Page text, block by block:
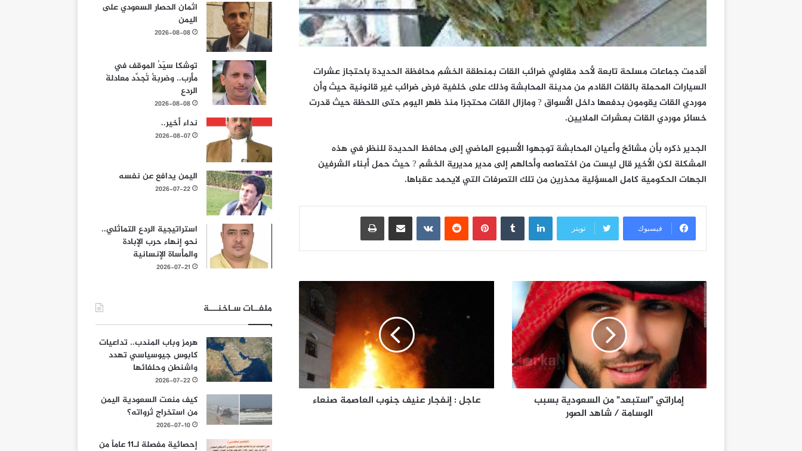
أقدمت جماعات مسلحة تابعة لأحد مقاولي ضرائب القات بمنطقة الخشم محافظة الحديدة باحتجاز عشرات
السيارات المحملة بالقات القادم من مدينة المحابشة وذلك على خلفية فرض ضرائب غير قانونية حيث وأن
موردي القات يقومون بدفعها داخل الأسواق ? ومازال القات محتجزا منذ ظهر اليوم حتى اللحظة حيث قدرت
خسائر موردي القات بعشرات الملايين.
الجدير ذكره بأن مشائخ وأعيان المحابشة توجهوا الأسبوع الماضي إلى محافظ الحديدة للنظر في هذه
المشكلة لكن الأخير قال ليست من اختصاصه وأحالهم إلى مدير مديرية الخشم ? حيث حمل أبناء الشرفين
الجهات الحكومية كامل المسؤلية محذرين من تلك التصرفات التي لايحمد عقباها.
فيسبوك تويتر
لينكدإن بينتيريست مشاركة عبر البريد طباعة
إماراتي "استبعد" من السعودية بسبب
الوسامة / شاهد الصور
عاجل : إنفجار عنيف جنوب العاصمة صنعاء
اثمان الحصار السعودي على
اليمن
2026-08-08
توشكا سيّدُ الموقف في
مأرب.. وضربةٌ تُجدِّد معادلةَ
الردع
2026-08-08
نداء أخير..
2026-08-07
اليمن يدافع عن نفسه
2026-07-22
استراتيجية الردع التماثلي..
نحو إنهاء حرب الإبادة
والمأساة الإنسانية
2026-07-21
ملفــات سـاخنـــة
هرمز وباب المندب.. تداعيات
كابوس جيوسياسي تهدد
واشنطن وحلفائها
2026-07-22
كيف منعت السعودية اليمن
من استخراج ثرواته؟
2026-07-10
إحصائية مفصلة لـ11 عاماً من